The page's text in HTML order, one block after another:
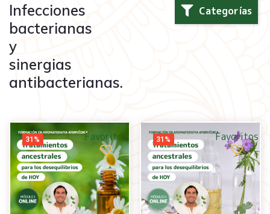
Categorías
Infecciones
bacterianas
y
sinergias
antibacterianas.
31% Favoritos 31% Favoritos